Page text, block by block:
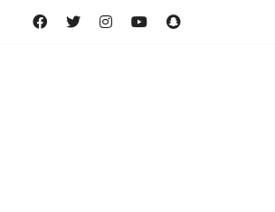
FacebookTwitterInstagramYouTube